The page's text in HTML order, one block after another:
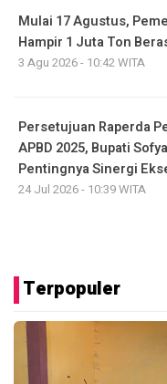
Mulai 17 Agustus,
Hampir 1 Juta Ton
3 Agu 2026 - 10:42 WITA
Persetujuan Raperda
APBD 2025, Bupati
Pentingnya Sinergi
24 Jul 2026 - 10:39 WITA
Terpopuler